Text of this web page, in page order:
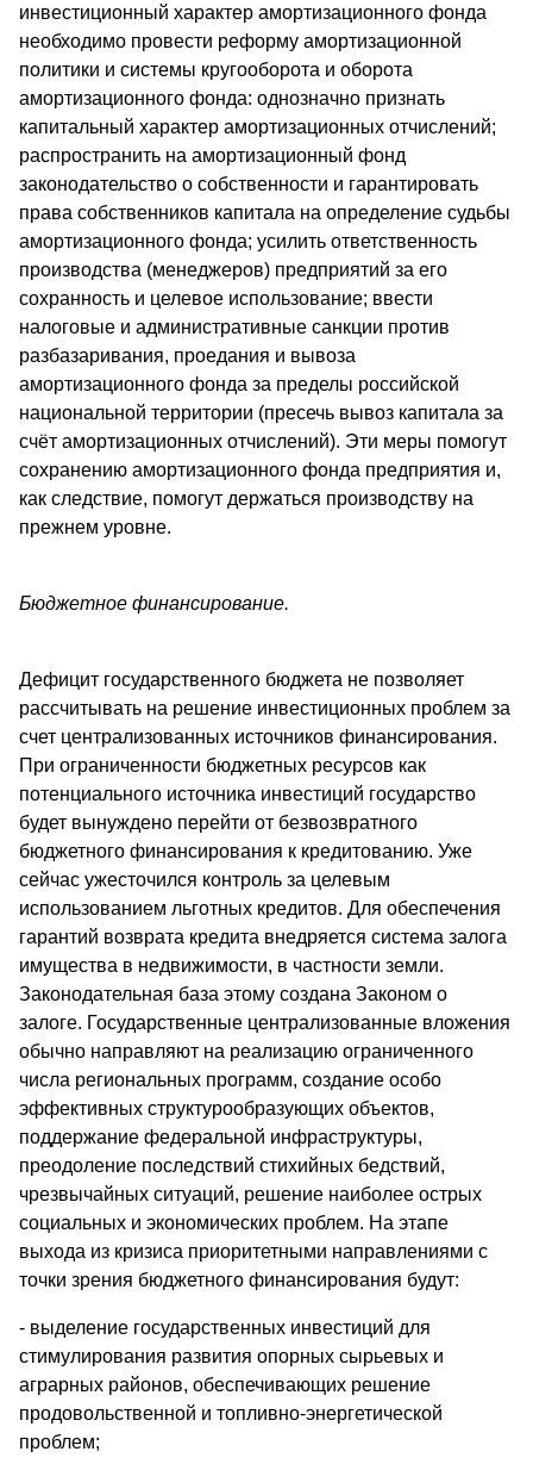
инвестиционный характер амортизационного фонда
необходимо провести реформу амортизационной
политики и системы кругооборота и оборота
амортизационного фонда: однозначно признать
капитальный характер амортизационных отчислений;
распространить на амортизационный фонд
законодательство о собственности и гарантировать
права собственников капитала на определение судьбы
амортизационного фонда; усилить ответственность
производства (менеджеров) предприятий за его
сохранность и целевое использование; ввести
налоговые и административные санкции против
разбазаривания, проедания и вывоза
амортизационного фонда за пределы российской
национальной территории (пресечь вывоз капитала за
счёт амортизационных отчислений). Эти меры помогут
сохранению амортизационного фонда предприятия и,
как следствие, помогут держаться производству на
прежнем уровне.
Бюджетное финансирование.
Дефицит государственного бюджета не позволяет
рассчитывать на решение инвестиционных проблем за
счет централизованных источников финансирования.
При ограниченности бюджетных ресурсов как
потенциального источника инвестиций государство
будет вынуждено перейти от безвозвратного
бюджетного финансирования к кредитованию. Уже
сейчас ужесточился контроль за целевым
использованием льготных кредитов. Для обеспечения
гарантий возврата кредита внедряется система залога
имущества в недвижимости, в частности земли.
Законодательная база этому создана Законом о
залоге. Государственные централизованные вложения
обычно направляют на реализацию ограниченного
числа региональных программ, создание особо
эффективных структурообразующих объектов,
поддержание федеральной инфраструктуры,
преодоление последствий стихийных бедствий,
чрезвычайных ситуаций, решение наиболее острых
социальных и экономических проблем. На этапе
выхода из кризиса приоритетными направлениями с
точки зрения бюджетного финансирования будут:
- выделение государственных инвестиций для
стимулирования развития опорных сырьевых и
аграрных районов, обеспечивающих решение
продовольственной и топливно-энергетической
проблем;